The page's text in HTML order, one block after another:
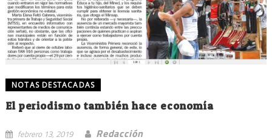
NOTAS DESTACADAS
El periodismo también hace economía
febrero 13, 2019
Redacción